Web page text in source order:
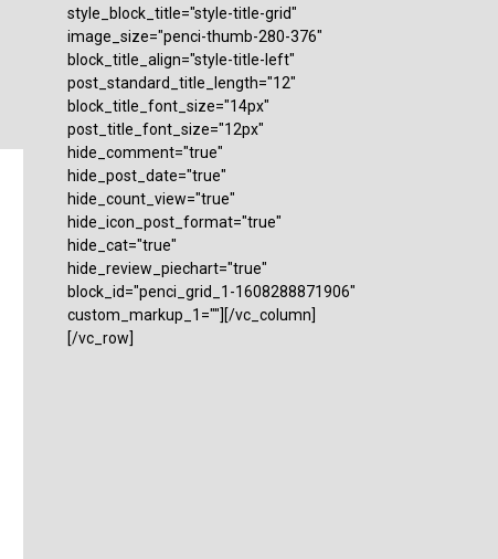
style_block_title="style-title-grid"
image_size="penci-thumb-280-376"
block_title_align="style-title-left"
post_standard_title_length="12"
block_title_font_size="14px"
post_title_font_size="12px"
hide_comment="true"
hide_post_date="true"
hide_count_view="true"
hide_icon_post_format="true"
hide_cat="true"
hide_review_piechart="true"
block_id="penci_grid_1-1608288871906"
custom_markup_1=""][/vc_column]
[/vc_row]